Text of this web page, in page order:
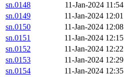
sn.0148
11-Jan-2024 11:54
sn.0149
11-Jan-2024 12:01
sn.0150
11-Jan-2024 12:08
sn.0151
11-Jan-2024 12:15
sn.0152
11-Jan-2024 12:22
sn.0153
11-Jan-2024 12:29
sn.0154
11-Jan-2024 12:35